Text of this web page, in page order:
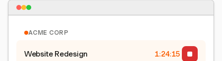
ACME CORP
Website Redesign 1:24:15